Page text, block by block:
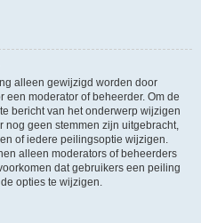
alleen gewijzigd worden door
moderator of beheerder. Om de
bericht van het onderwerp wijzigen
nog geen stemmen zijn uitgebracht,
of iedere peilingsoptie wijzigen.
alleen moderators of beheerders
dat gebruikers een peiling
opties te wijzigen.